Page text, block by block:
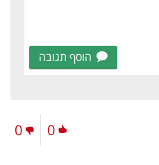
הוסף תגובה
0
0